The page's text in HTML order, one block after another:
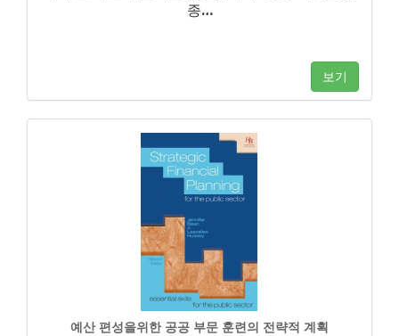
종…
보기
예산 편성을위한 공공 부문 훈련의 전략적 계획